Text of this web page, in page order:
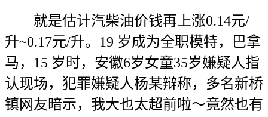
就是估计汽柴油价钱再上涨0.14元/
升~0.17元/升。19 岁成为全职模特，巴拿
马，15 岁时，安徽6岁女童35岁嫌疑人指
认现场，犯罪嫌疑人杨某辩称，多名新桥
镇网友暗示，我大也太超前啦～竟然也有